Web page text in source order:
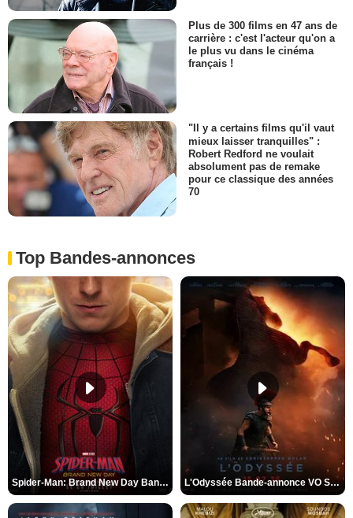
Plus de 300 films en 47 ans de
carrière : c'est l'acteur qu'on a
le plus vu dans le cinéma
français !
"Il y a certains films qu'il vaut
mieux laisser tranquilles" :
Robert Redford ne voulait
absolument pas de remake
pour ce classique des années
70
Top Bandes-annonces
Spider-Man: Brand New Day Bande-annonce VO STFR L'Odyssée Bande-annonce VO STFR